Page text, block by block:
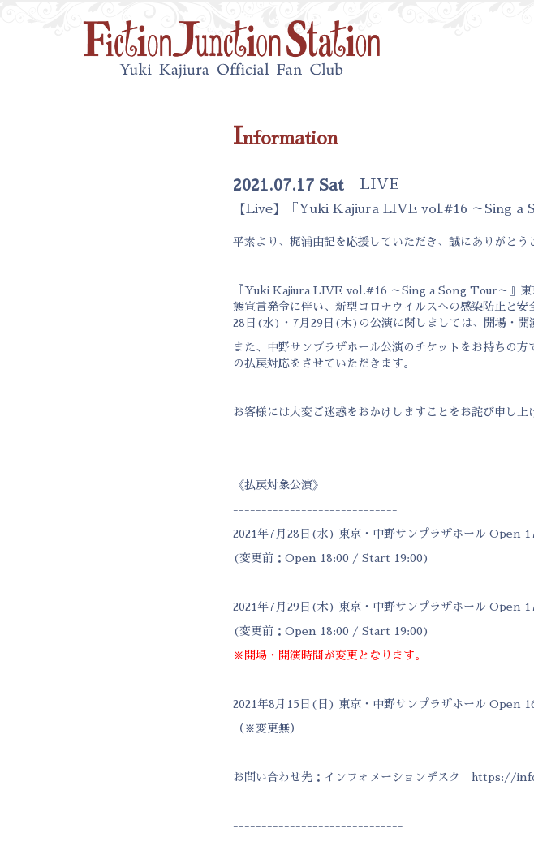
Information
2021.07.17 Sat LIVE
【Live】『Yuki Kajiura LIVE vol.#16 ～Sing a
平素より、梶浦由記を応援していただき、誠にありがとう
『Yuki Kajiura LIVE vol.#16 ～Sing a Song Tour～』東
態宣言発令に伴い、新型コロナウイルスへの感染防止と
28日(水)・7月29日(木)の公演に関しましては、開場・開
また、中野サンプラザホール公演のチケットをお持ちの
の払戻対応をさせていただきます。
お客様には大変ご迷惑をおかけしますことをお詫び申し上
《払戻対象公演》
-----------------------------
2021年7月28日(水) 東京・中野サンプラザホール Open
(変更前：Open 18:00 / Start 19:00)
2021年7月29日(木) 東京・中野サンプラザホール Open
(変更前：Open 18:00 / Start 19:00)
※開場・開演時間が変更となります。
2021年8月15日(日) 東京・中野サンプラザホール Open
（※変更無）
お問い合わせ先：インフォメーションデスク https://
------------------------------